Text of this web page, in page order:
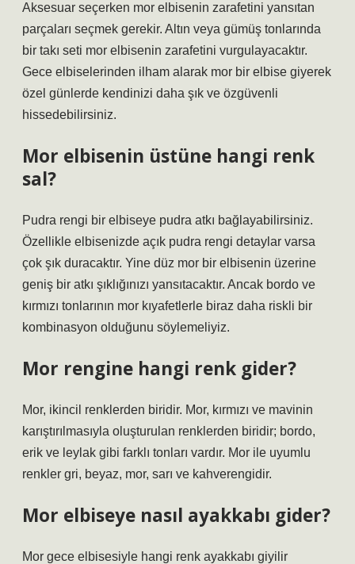
Aksesuar seçerken mor elbisenin zarafetini yansıtan
parçaları seçmek gerekir. Altın veya gümüş tonlarında
bir takı seti mor elbisenin zarafetini vurgulayacaktır.
Gece elbiselerinden ilham alarak mor bir elbise giyerek
özel günlerde kendinizi daha şık ve özgüvenli
hissedebilirsiniz.
Mor elbisenin üstüne hangi renk
sal?
Pudra rengi bir elbiseye pudra atkı bağlayabilirsiniz.
Özellikle elbisenizde açık pudra rengi detaylar varsa
çok şık duracaktır. Yine düz mor bir elbisenin üzerine
geniş bir atkı şıklığınızı yansıtacaktır. Ancak bordo ve
kırmızı tonlarının mor kıyafetlerle biraz daha riskli bir
kombinasyon olduğunu söylemeliyiz.
Mor rengine hangi renk gider?
Mor, ikincil renklerden biridir. Mor, kırmızı ve mavinin
karıştırılmasıyla oluşturulan renklerden biridir; bordo,
erik ve leylak gibi farklı tonları vardır. Mor ile uyumlu
renkler gri, beyaz, mor, sarı ve kahverengidir.
Mor elbiseye nasıl ayakkabı gider?
Mor gece elbisesiyle hangi renk ayakkabı giyilir